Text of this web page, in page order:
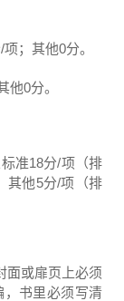
/项；其他0分。
他0分。
准18分/项（排
其他5分/项（排
面或扉页上必须
，书里必须写清